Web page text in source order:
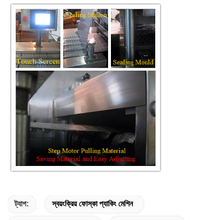
ট্যাগ: স্বয়ংক্রিয় ফোস্কা প্যাকিং মেশিন